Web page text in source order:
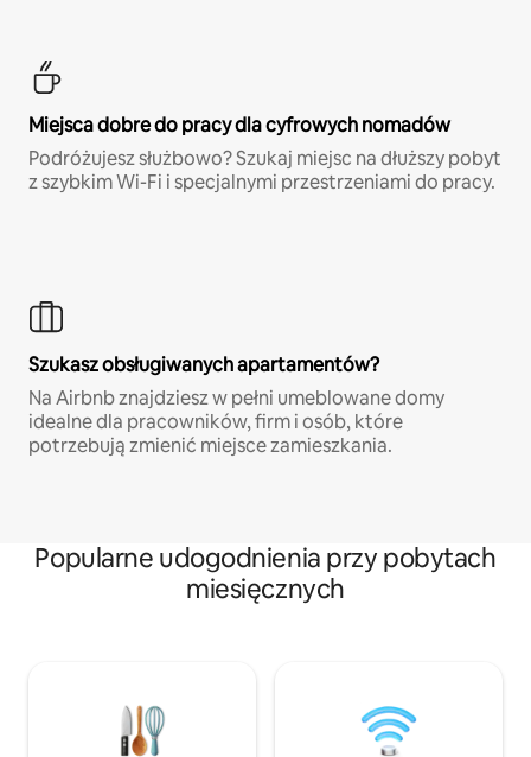
Miejsca dobre do pracy dla cyfrowych nomadów
Podróżujesz służbowo? Szukaj miejsc na dłuższy pobyt
z szybkim Wi-Fi i specjalnymi przestrzeniami do pracy.
Szukasz obsługiwanych apartamentów?
Na Airbnb znajdziesz w pełni umeblowane domy
idealne dla pracowników, firm i osób, które
potrzebują zmienić miejsce zamieszkania.
Popularne udogodnienia przy pobytach
miesięcznych